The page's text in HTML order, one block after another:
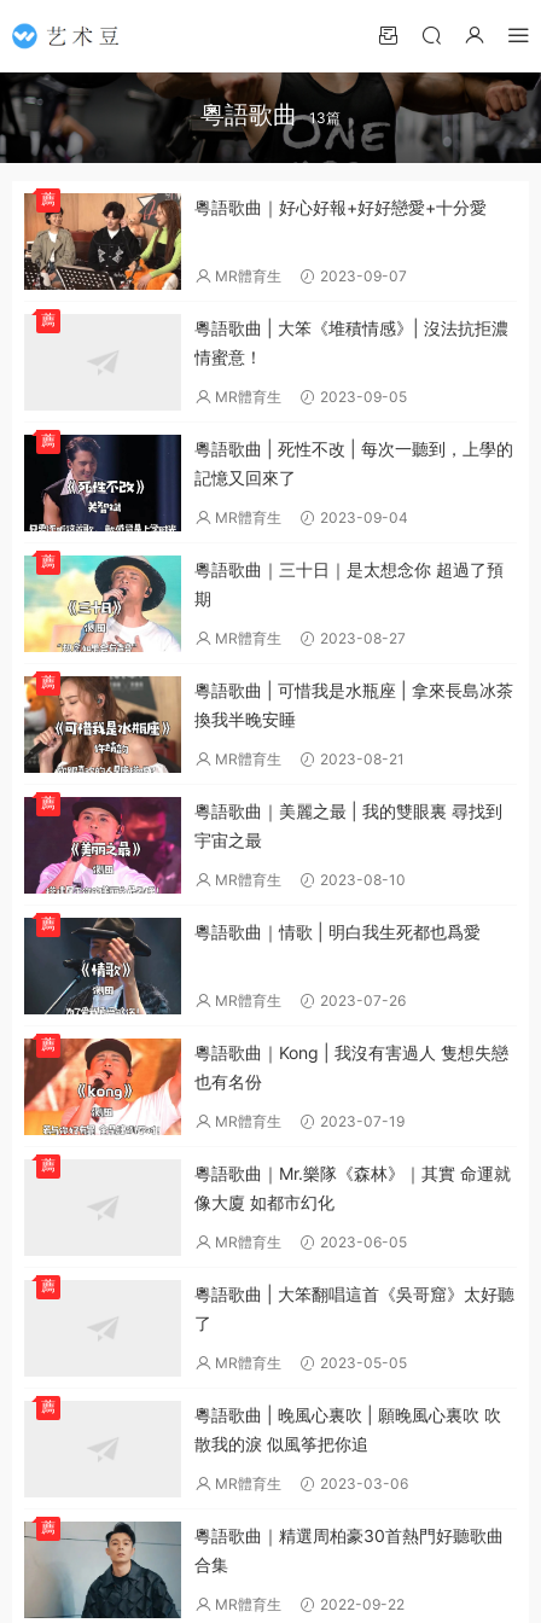
粵語歌曲 13篇
粵語歌曲｜好心好報+好好戀愛+十分愛
MR體育生 2023-09-07
薦
粵語歌曲 | 大笨《堆積情感》| 沒法抗拒濃
情蜜意！
MR體育生 2023-09-05
薦
粵語歌曲 | 死性不改 | 每次一聽到，上學的
記憶又回來了
MR體育生 2023-09-04
薦
粵語歌曲｜三十日｜是太想念你 超過了預
期
MR體育生 2023-08-27
薦
粵語歌曲 | 可惜我是水瓶座 | 拿來長島冰茶
換我半晚安睡
MR體育生 2023-08-21
薦
粵語歌曲｜美麗之最 | 我的雙眼裏 尋找到
宇宙之最
MR體育生 2023-08-10
薦
粵語歌曲｜情歌 | 明白我生死都也爲愛
MR體育生 2023-07-26
薦
粵語歌曲｜Kong | 我沒有害過人 隻想失戀
也有名份
MR體育生 2023-07-19
薦
粵語歌曲｜Mr.樂隊《森林》｜其實 命運就
像大廈 如都市幻化
MR體育生 2023-06-05
薦
粵語歌曲 | 大笨翻唱這首《吳哥窟》太好聽
了
MR體育生 2023-05-05
薦
粵語歌曲 | 晚風心裏吹 | 願晚風心裏吹 吹
散我的淚 似風筝把你追
MR體育生 2023-03-06
薦
粵語歌曲｜精選周柏豪30首熱門好聽歌曲
合集
MR體育生 2022-09-22
薦